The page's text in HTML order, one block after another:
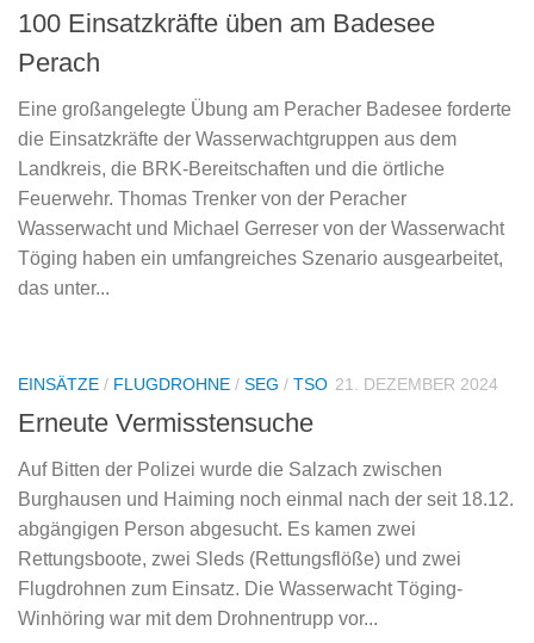
100 Einsatzkräfte üben am Badesee
Perach
Eine großangelegte Übung am Peracher Badesee forderte
die Einsatzkräfte der Wasserwachtgruppen aus dem
Landkreis, die BRK-Bereitschaften und die örtliche
Feuerwehr. Thomas Trenker von der Peracher
Wasserwacht und Michael Gerreser von der Wasserwacht
Töging haben ein umfangreiches Szenario ausgearbeitet,
das unter...
EINSÄTZE / FLUGDROHNE / SEG / TSO 21. DEZEMBER 2024
Erneute Vermisstensuche
Auf Bitten der Polizei wurde die Salzach zwischen
Burghausen und Haiming noch einmal nach der seit 18.12.
abgängigen Person abgesucht. Es kamen zwei
Rettungsboote, zwei Sleds (Rettungsflöße) und zwei
Flugdrohnen zum Einsatz. Die Wasserwacht Töging-
Winhöring war mit dem Drohnentrupp vor...